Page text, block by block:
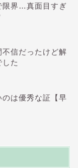
限界…真面目すぎ
信だったけど解
た
は優秀な証【早